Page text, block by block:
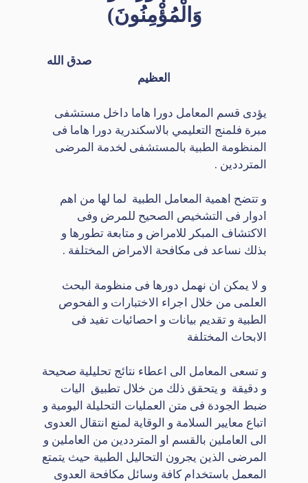
وَالْمُؤْمِنُونَ)
صدق الله
العظيم
يؤدى قسم المعامل دورا هاما داخل مستشفى
مبرة فلمنج التعليمي بالاسكندرية دورا هاما فى
المنظومة الطبية بالمستشفى لخدمة المرضى
المترددين .
و تتضح اهمية المعامل الطبية لما لها من اهم
ادوار فى التشخيص الصحيح للمرض وفى
الاكتشاف المبكر للامراض و متابعة تطورها و
بذلك نساعد فى مكافحة الامراض المختلفة .
و لا يمكن ان نهمل دورها فى منظومة البحث
العلمى من خلال اجراء الاختبارات و الفحوص
الطبية و تقديم بيانات و احصائيات تفيد فى
الابحاث المختلفة
و تسعى المعامل الى اعطاء نتائج تحليلية صحيحة
و دقيقة و يتحقق ذلك من خلال تطبيق اليات
ضبط الجودة فى متن العمليات التحليلة اليومية و
اتباع معايير السلامة و الوقاية لمنع انتقال العدوى
الى العاملين بالقسم او المترددين من العاملين و
المرضى الذين يجرون التحاليل الطبية حيث يتمتع
المعمل باستخدام كافة وسائل مكافحة العدوى